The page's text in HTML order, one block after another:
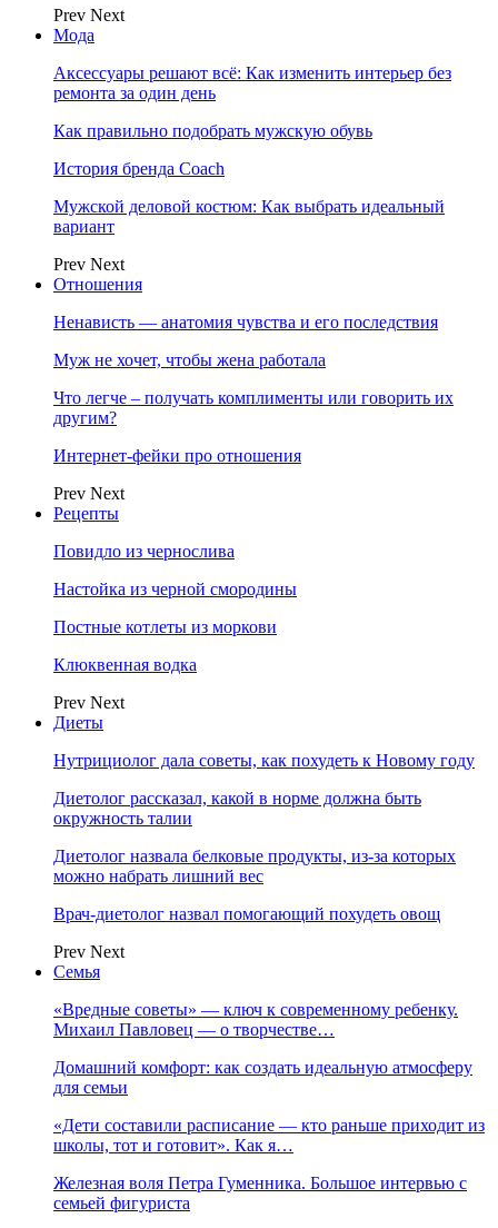
Prev Next
Мода
Аксессуары решают всё: Как изменить интерьер без
ремонта за один день
Как правильно подобрать мужскую обувь
История бренда Coach
Мужской деловой костюм: Как выбрать идеальный
вариант
Prev Next
Отношения
Ненависть — анатомия чувства и его последствия
Муж не хочет, чтобы жена работала
Что легче – получать комплименты или говорить их
другим?
Интернет-фейки про отношения
Prev Next
Рецепты
Повидло из чернослива
Настойка из черной смородины
Постные котлеты из моркови
Клюквенная водка
Prev Next
Диеты
Нутрициолог дала советы, как похудеть к Новому году
Диетолог рассказал, какой в норме должна быть
окружность талии
Диетолог назвала белковые продукты, из-за которых
можно набрать лишний вес
Врач-диетолог назвал помогающий похудеть овощ
Prev Next
Семья
«Вредные советы» — ключ к современному ребенку.
Михаил Павловец — о творчестве…
Домашний комфорт: как создать идеальную атмосферу
для семьи
«Дети составили расписание — кто раньше приходит из
школы, тот и готовит». Как я…
Железная воля Петра Гуменника. Большое интервью с
семьей фигуриста